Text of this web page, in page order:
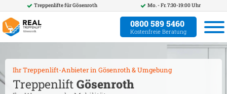
Treppenlifte fürGösenroth Mo. - Fr. 7:30-19:00 Uhr
0800 589 5460
Kostenfreie Beratung
Ihr Treppenlift-Anbieter in Gösenroth& Umgebung
Treppenlift Gösenroth